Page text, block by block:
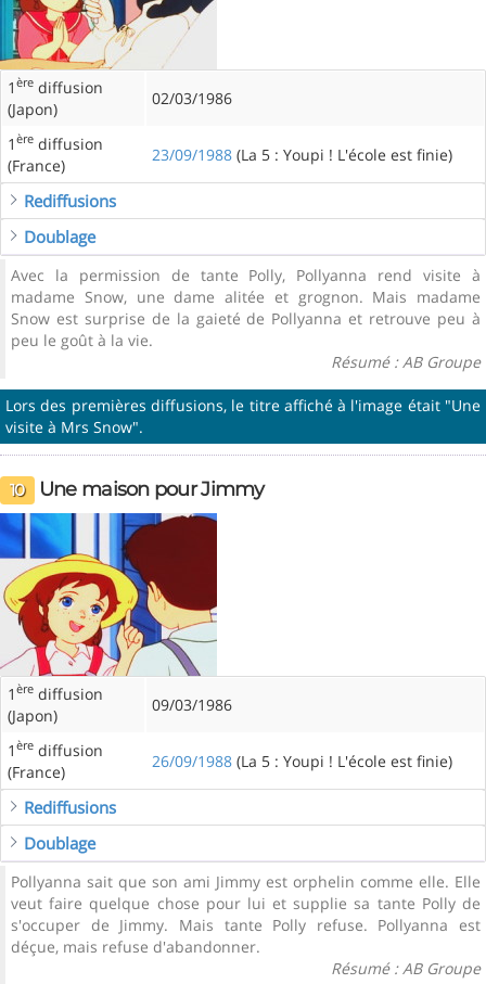
1 ère diffusion
(Japon)
02/03/1986
1 ère diffusion
(France)
23/09/1988 (La 5 : Youpi ! L'école est finie)
Rediffusions
Doublage
Avec la permission de tante Polly, Pollyanna rend visite à
madame Snow, une dame alitée et grognon. Mais madame
Snow est surprise de la gaieté de Pollyanna et retrouve peu à
peu le goût à la vie.
Résumé : AB Groupe
Lors des premières diffusions, le titre affiché à l'image était "Une
visite à Mrs Snow".
10 Une maison pour Jimmy
1 ère diffusion
(Japon)
09/03/1986
1 ère diffusion
(France)
26/09/1988 (La 5 : Youpi ! L'école est finie)
Rediffusions
Doublage
Pollyanna sait que son ami Jimmy est orphelin comme elle. Elle
veut faire quelque chose pour lui et supplie sa tante Polly de
s'occuper de Jimmy. Mais tante Polly refuse. Pollyanna est
déçue, mais refuse d'abandonner.
Résumé : AB Groupe